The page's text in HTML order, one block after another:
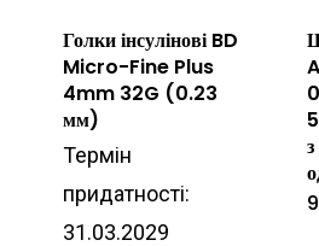
Голки інсулінові BD
Micro-Fine Plus
4mm 32G (0.23
мм)
Термін
придатності:
31.03.2029